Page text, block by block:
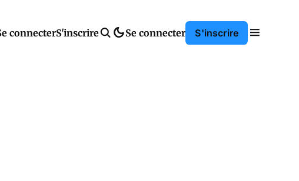
connecterS'inscrire Se connecter S'inscrire